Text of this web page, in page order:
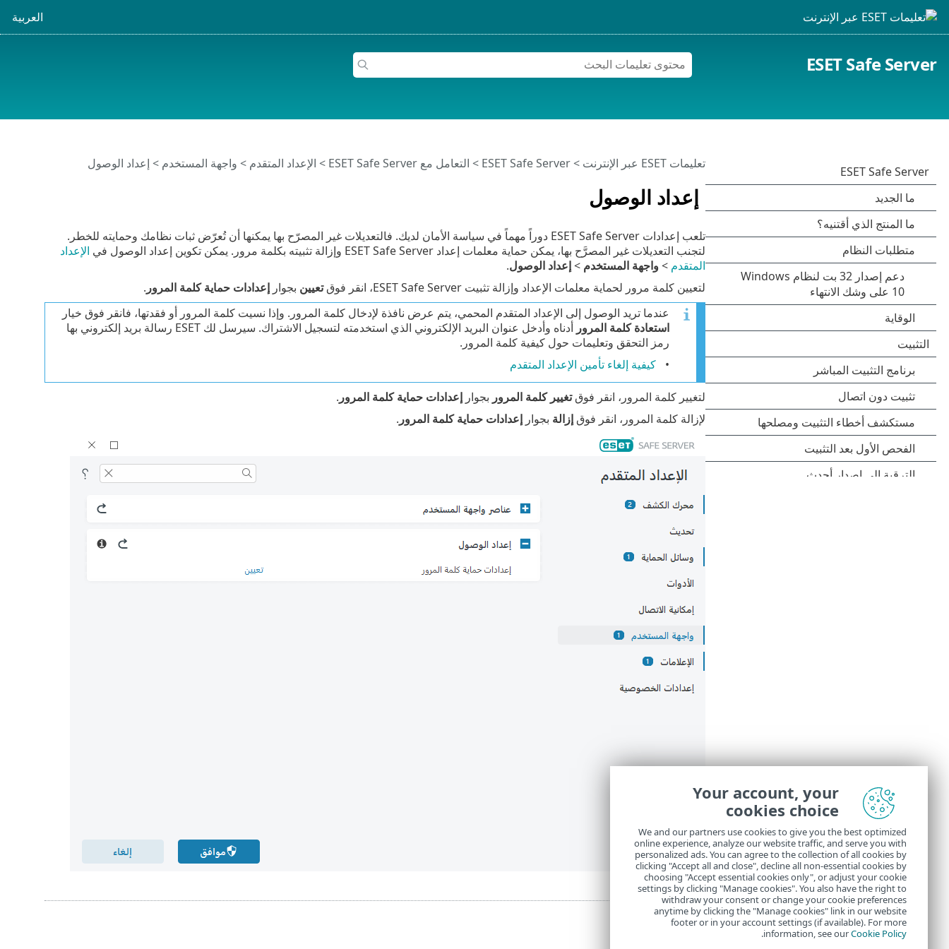
العربية
ESET Safe Server
إعداد الوصول
تعليمات ESET عبر الإنترنت >
ESET Safe Server
> التعامل مع ESET Safe Server > الإعداد المتقدم > واجهة المستخدم > إعداد الوصول
تلعب إعدادات ESET Safe Server دوراً مهماً في سياسة الأمان لديك. فالتعديلات غير المصرّح بها يمكنها أن تُعرّض ثبات نظامك وحمايته للخطر.
لتجنب التعديلات غير المصرَّح بها، يمكن حماية معلمات إعداد ESET Safe Server وإزالة تثبيته بكلمة مرور. يمكن تكوين إعداد الوصول في
الإعداد
المتقدم >واجهة المستخدم >إعداد الوصول.
لتعيين كلمة مرور لحماية معلمات الإعداد وإزالة تثبيت ESET Safe Server، انقر فوق
تعيين بجوار إعدادات حماية كلمة المرور .
عندما تريد الوصول إلى الإعداد المتقدم المحمي، يتم عرض نافذة لإدخال كلمة المرور. وإذا نسيت كلمة المرور أو فقدتها، فانقر فوق خيار
استعادة كلمة المرور
أدناه وأدخل عنوان البريد الإلكتروني الذي استخدمته لتسجيل الاشتراك. سيرسل لك ESET رسالة بريد إلكتروني بها
رمز التحقق وتعليمات حول كيفية كلمة المرور.
كيفية إلغاء تأمين الإعداد المتقدم
لتغيير كلمة المرور، انقر فوقتغيير كلمة المرور بجوار إعدادات حماية كلمة المرور .
لإزالة كلمة المرور، انقر فوقإزالة بجوار إعدادات حماية كلمة المرور .
Your account, your
cookies choice
We and our partners use cookies to give you the best optimized
online experience, analyze our website traffic, and serve you with
personalized ads. You can agree to the collection of all cookies by
clicking "Accept all and close", decline all non-essential cookies by
choosing "Accept essential cookies only", or adjust your cookie
settings by clicking "Manage cookies". You also have the right to
withdraw your consent or change your cookie preferences
anytime by clicking the "Manage cookies" link in our website
footer or in your account settings (if available). For more
information, see ourCookie Policy
.